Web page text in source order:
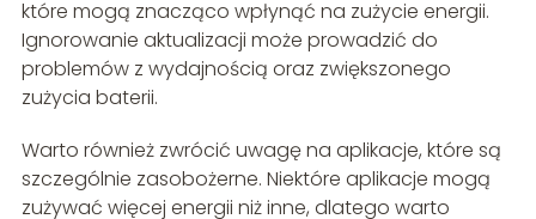
które mogą znacząco wpłynąć na zużycie energii.
Ignorowanie aktualizacji może prowadzić do
problemów z wydajnością oraz zwiększonego
zużycia baterii.
Warto również zwrócić uwagę na aplikacje, które są
szczególnie zasobożerne. Niektóre aplikacje mogą
zużywać więcej energii niż inne, dlatego warto